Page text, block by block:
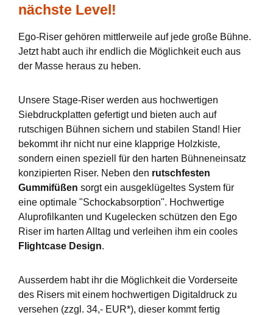
nächste Level!
Ego-Riser gehören mittlerweile auf jede große Bühne.
Jetzt habt auch ihr endlich die Möglichkeit euch aus
der Masse heraus zu heben.
Unsere Stage-Riser werden aus hochwertigen
Siebdruckplatten gefertigt und bieten auch auf
rutschigen Bühnen sichern und stabilen Stand! Hier
bekommt ihr nicht nur eine klapprige Holzkiste,
sondern einen speziell für den harten Bühneneinsatz
konzipierten Riser. Neben den rutschfesten
Gummifüßen sorgt ein ausgeklügeltes System für
eine optimale "Schockabsorption". Hochwertige
Aluprofilkanten und Kugelecken schützen den Ego
Riser im harten Alltag und verleihen ihm ein cooles
Flightcase Design.
Ausserdem habt ihr die Möglichkeit die Vorderseite
des Risers mit einem hochwertigen Digitaldruck zu
versehen (zzgl. 34,- EUR*), dieser kommt fertig